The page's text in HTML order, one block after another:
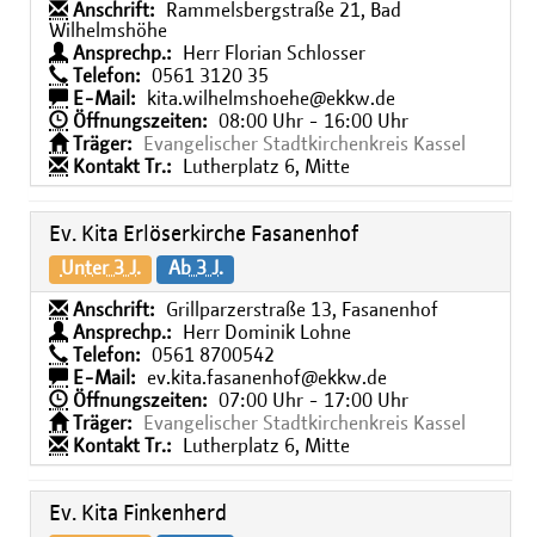
Anschrift:
Rammelsbergstraße 21, Bad
Wilhelmshöhe
Ansprechp.:
Herr Florian Schlosser
Telefon:
0561 3120 35
E-Mail:
kita.wilhelmshoehe@ekkw.de
Öffnungszeiten:
08:00 Uhr - 16:00 Uhr
Träger:
Evangelischer Stadtkirchenkreis Kassel
Kontakt Tr.:
Lutherplatz 6, Mitte
Ev. Kita Erlöserkirche Fasanenhof
Unter 3 J. Ab 3 J.
Anschrift:
Grillparzerstraße 13, Fasanenhof
Ansprechp.:
Herr Dominik Lohne
Telefon:
0561 8700542
E-Mail:
ev.kita.fasanenhof@ekkw.de
Öffnungszeiten:
07:00 Uhr - 17:00 Uhr
Träger:
Evangelischer Stadtkirchenkreis Kassel
Kontakt Tr.:
Lutherplatz 6, Mitte
Ev. Kita Finkenherd